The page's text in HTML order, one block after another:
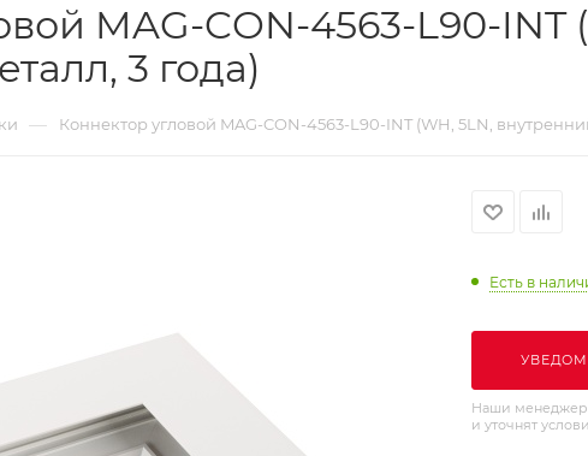
MAG-CON-4563-L90-INT
3 года)
— Коннектор угловой MAG-CON-4563-L90-INT (WH, 5LN,
Есть в
Наши
и уточнят